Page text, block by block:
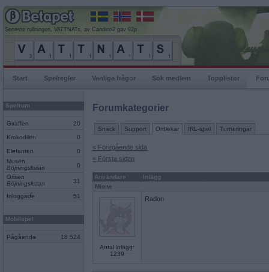
Senaste rullningen, VATTNATs, av Candino2 gav 92p
Start Spelregler Vanliga frågor Sök medlem Topplistor
Spelrum
Giraffen 20
Krokodilen 0
Elefanten
0
Musen
Böjningslistan
0
Grisen
Böjningslistan
31
Inloggade 51
Mobilspel
Pågående 18 524
Forumkategorier
Snack Support Ordlekar IRL-spel Turneringar
« Föregående sida
« Första sidan
Användare
Inlägg
Mione
Antal inlägg:
1239
Radon